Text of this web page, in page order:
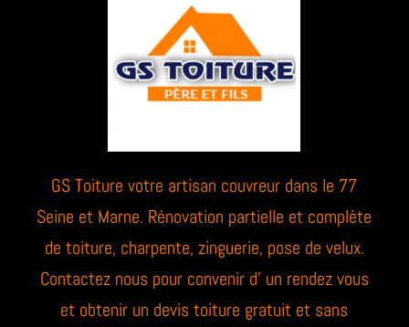
GS Toiture votre artisan couvreur dans le 77
Seine et Marne. Rénovation partielle et complète
de toiture, charpente, zinguerie, pose de velux.
Contactez nous pour convenir d’ un rendez vous
et obtenir un devis toiture gratuit et sans